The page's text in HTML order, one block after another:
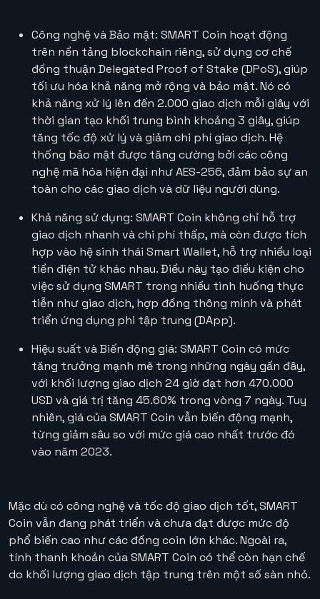
Công nghệ và Bảo mật: SMART Coin hoạt động
trên nền tảng blockchain riêng, sử dụng cơ chế
đồng thuận Delegated Proof of Stake (DPoS), giúp
tối ưu hóa khả năng mở rộng và bảo mật. Nó có
khả năng xử lý lên đến 2.000 giao dịch mỗi giây với
thời gian tạo khối trung bình khoảng 3 giây, giúp
tăng tốc độ xử lý và giảm chi phí giao dịch​. Hệ
thống bảo mật được tăng cường bởi các công
nghệ mã hóa hiện đại nhưAES-256, đảm bảo sự an
toàn cho các giao dịch và dữ liệu người dùng​.
Khả năng sử dụng: SMART Coin không chỉ hỗ trợ
giao dịch nhanh và chi phí thấp, mà còn được tích
hợp vào hệ sinh thái Smart Wallet, hỗ trợ nhiều loại
tiền điện tử khác nhau. Điều này tạo điều kiện cho
việc sử dụng SMART trong nhiều tình huống thực
tiễn như giao dịch, hợp đồng thông minh và phát
triển ứng dụng phi tập trung (DApp)​.
Hiệu suất và Biến động giá: SMART Coin có mức
tăng trưởng mạnh mẽ trong những ngày gần đây,
với khối lượng giao dịch 24 giờ đạt hơn 470.000
USD và giá trị tăng 45.60% trong vòng 7 ngày. Tuy
nhiên, giá của SMART Coin vẫn biến động mạnh,
từng giảm sâu so với mức giá cao nhất trước đó
vào năm 2023​.
Mặc dù có công nghệ và tốc độ giao dịch tốt, SMART
Coin vẫn đang phát triển và chưa đạt được mức độ
phổ biến cao như các đồng coin lớn khác. Ngoài ra,
tính thanh khoản của SMART Coin có thể còn hạn chế
do khối lượng giao dịch tập trung trên một số sàn nhỏ.